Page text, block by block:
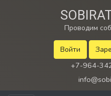
Проводим
Войти
+7-964-